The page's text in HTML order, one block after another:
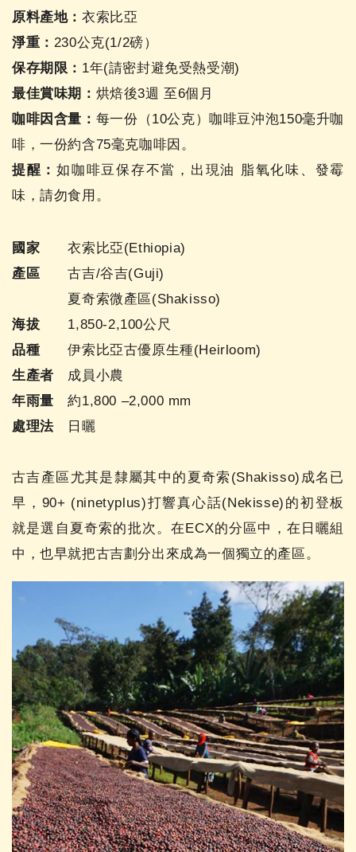
原料產地： 衣索比亞
淨重： 230公克(1/2磅）
保存期限： 1年(請密封避免受熱受潮)
最佳賞味期： 烘焙後3週 至6個月
咖啡因含量： 每一份（10公克）咖啡豆沖泡150毫升咖
啡，一份約含75毫克咖啡因。
提醒：如咖啡豆保存不當，出現油 脂氧化味、發霉
味，請勿食用。
國家 衣索比亞(Ethiopia)
產區 古吉/谷吉(Guji)
夏奇索微產區(Shakisso)
海拔 1,850-2,100公尺
品種 伊索比亞古優原生種(Heirloom)
生產者 成員小農
年雨量 約1,800 –2,000 mm
處理法日曬
古吉產區尤其是隸屬其中的夏奇索(Shakisso)成名已
早，90+ (ninetyplus)打響真心話(Nekisse)的初登板
就是選自夏奇索的批次。在ECX的分區中，在日曬組
中，也早就把古吉劃分出來成為一個獨立的產區。